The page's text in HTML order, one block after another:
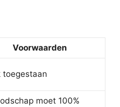
Voorwaarden
toegestaan
moet 100%